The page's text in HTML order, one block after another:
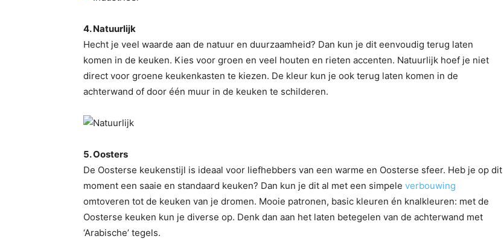
4. Natuurlijk
Hecht je veel waarde aan de natuur en duurzaamheid? Dan kun je dit eenvoudig terug laten
komen in de keuken. Kies voor groen en veel houten en rieten accenten. Natuurlijk hoef je niet
direct voor groene keukenkasten te kiezen. De kleur kun je ook terug laten komen in de
achterwand of door één muur in de keuken te schilderen.
5. Oosters
De Oosterse keukenstijl is ideaal voor liefhebbers van een warme en Oosterse sfeer. Heb je op dit
moment een saaie en standaard keuken? Dan kun je dit al met een simpele verbouwing
omtoveren tot de keuken van je dromen. Mooie patronen, basic kleuren én knalkleuren: met de
Oosterse keuken kun je diverse op. Denk dan aan het laten betegelen van de achterwand met
‘Arabische’ tegels.